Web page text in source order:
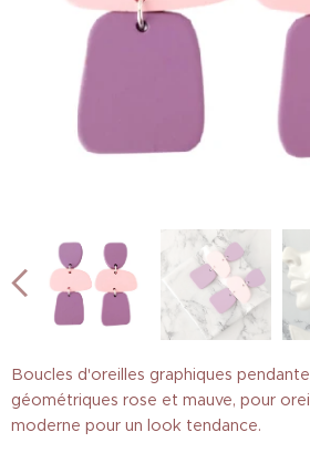
Boucles d'oreilles graphiques
géométriques rose et mauve, pour
moderne pour un look tendance.